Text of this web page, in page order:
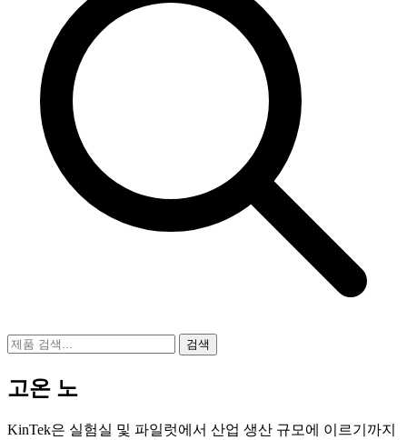
검색
고온 노
KinTek은 실험실 및 파일럿에서 산업 생산 규모에 이르기까지